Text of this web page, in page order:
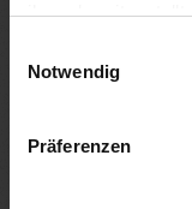
ihnen
Notwendig
Präferenzen